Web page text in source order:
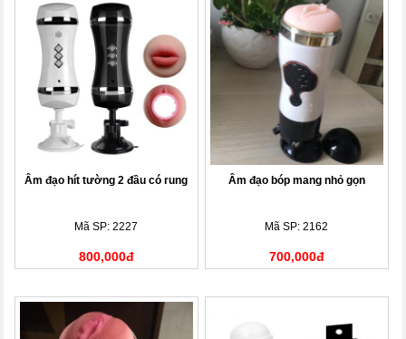
Âm đạo hít tường 2 đầu có rung
Mã SP: 2227
800,000đ
Âm đạo bóp mang nhỏ gọn
Mã SP: 2162
700,000đ